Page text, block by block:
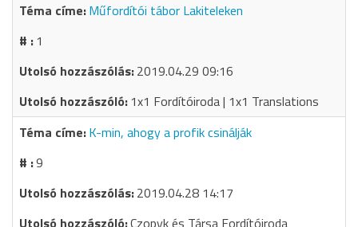
Műfordítói tábor Lakiteleken
1
2019.04.29 09:16
1x1 Fordítóiroda | 1x1 Translations
K-min, ahogy a profik csinálják
9
2019.04.28 14:17
Czopyk és Társa Fordítóiroda